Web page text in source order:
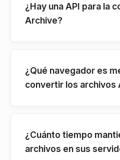
¿Hay una API para la
Archive?
¿Qué navegador es
convertir los archivos
¿Cuánto tiempo
archivos en sus